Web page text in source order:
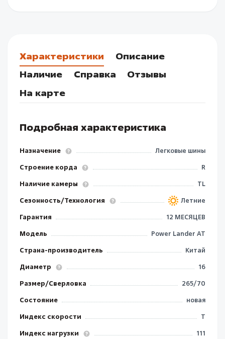
Характеристики
Описание
Наличие
Справка
Отзывы
На карте
Подробная характеристика
Назначение
Легковые шины
Строение корда
R
Наличие камеры
TL
Сезонность/Технология
Летние
Гарантия
12 МЕСЯЦЕВ
Модель
Power Lander AT
Страна-производитель
Китай
Диаметр
16
Размер/Сверловка
265/70
Состояние
новая
Индекс скорости
T
Индекс нагрузки
111